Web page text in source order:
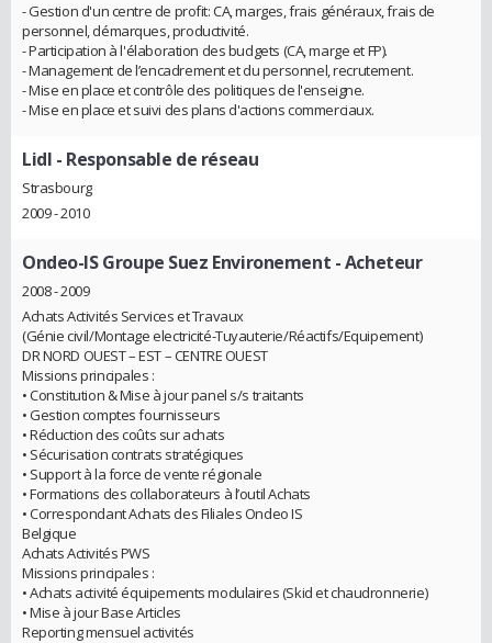
- Gestion d'un centre de profit: CA, marges, frais généraux, frais de
personnel, démarques, productivité.
- Participation à l'élaboration des budgets (CA, marge et FP).
- Management de l’encadrement et du personnel, recrutement.
- Mise en place et contrôle des politiques de l'enseigne.
- Mise en place et suivi des plans d'actions commerciaux.
Lidl - Responsable de réseau
Strasbourg
2009 - 2010
Ondeo-IS Groupe Suez Environement - Acheteur
2008 - 2009
Achats Activités Services et Travaux
(Génie civil/Montage electricité-Tuyauterie/Réactifs/Equipement)
DR NORD OUEST – EST – CENTRE OUEST
Missions principales :
• Constitution & Mise à jour panel s/s traitants
• Gestion comptes fournisseurs
• Réduction des coûts sur achats
• Sécurisation contrats stratégiques
• Support à la force de vente régionale
• Formations des collaborateurs à l’outil Achats
• Correspondant Achats des Filiales Ondeo IS
Belgique
Achats Activités PWS
Missions principales :
• Achats activité équipements modulaires (Skid et chaudronnerie)
• Mise à jour Base Articles
Reporting mensuel activités